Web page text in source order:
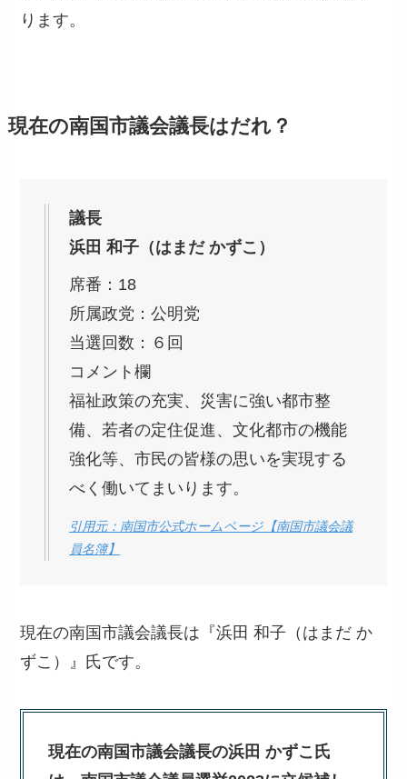
ります。
現在の南国市議会議長はだれ？
議長
浜田 和子（はまだ かずこ）
席番：18
所属政党：公明党
当選回数：６回
コメント欄
福祉政策の充実、災害に強い都市整
備、若者の定住促進、文化都市の機能
強化等、市民の皆様の思いを実現する
べく働いてまいります。
引用元：南国市公式ホームページ【南国市議会議
員名簿】
現在の南国市議会議長は『浜田 和子（はまだ か
ずこ）』氏です。
現在の南国市議会議長の浜田 かずこ氏